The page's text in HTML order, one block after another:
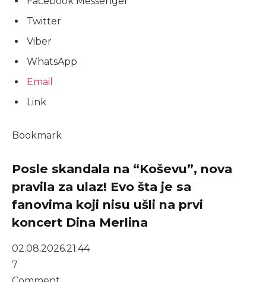
Twitter
Viber
WhatsApp
Email
Link
Bookmark
Posle skandala na “Koševu”, nova
pravila za ulaz! Evo šta je sa
fanovima koji nisu ušli na prvi
koncert Dina Merlina
02.08.2026.21:44
7